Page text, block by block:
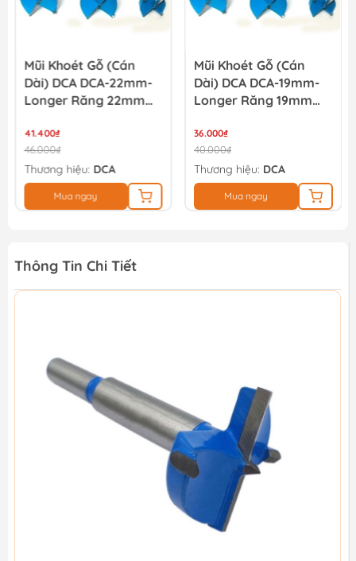
Mũi Khoét Gỗ (cán
Dài) DCA DCA-22mm-
Longer Răng 22mm
41.400₫
46.000₫
Thương hiệu: DCA
Mua ngay
Mũi Khoét Gỗ (cán
Dài) DCA DCA-19mm-
Longer Răng 19mm
36.000₫
40.000₫
Thương hiệu: DCA
Mua ngay
Thông Tin Chi Tiết